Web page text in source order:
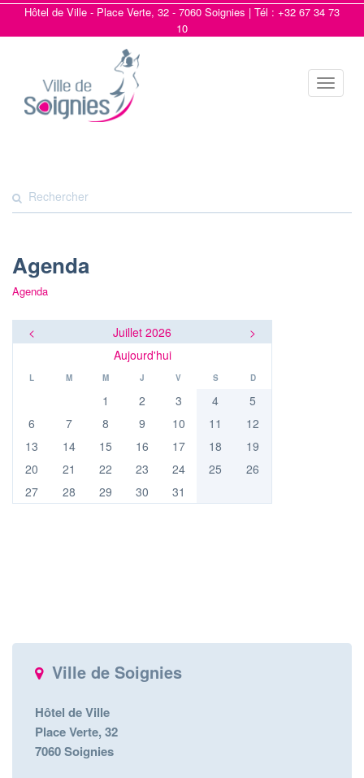
Hôtel de Ville - Place Verte, 32 - 7060 Soignies | Tél : +32 67 34 73
10
Toggle
Agenda
Agenda
< Juillet 2026
>
Aujourd'hui
L M M J V S D
1 2 3 4
5
6
7 8 9 10 11
12
13
14 15 16 17 18
19
20
21 22 23 24 25
26
27
28 29 30 31
Ville de Soignies
Hôtel de Ville
Place Verte, 32
7060 Soignies